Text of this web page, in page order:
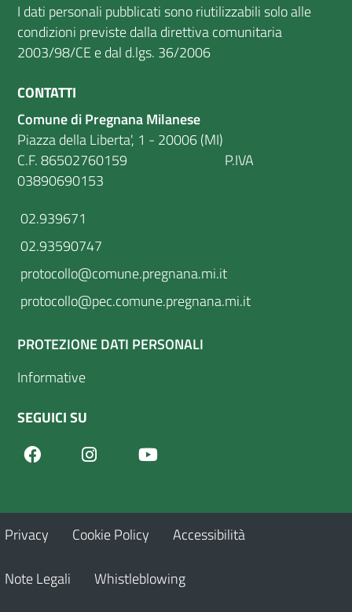
I dati personali pubblicati sono riutilizzabili solo alle
condizioni previste dalla direttiva comunitaria
2003/98/CE e dal d.lgs. 36/2006
CONTATTI
Comune di Pregnana Milanese
Piazza della Liberta', 1 - 20006 (MI)
C.F. 86502760159 P.IVA
03890690153
02.939671
02.93590747
protocollo@comune.pregnana.mi.it
protocollo@pec.comune.pregnana.mi.it
PROTEZIONE DATI PERSONALI
Informative
SEGUICI SU
FacebookInstagram
Privacy Cookie Policy Accessibilità
Note Legali Whistleblowing